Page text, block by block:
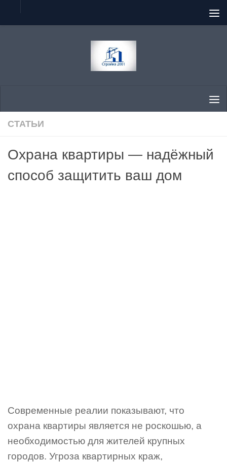
Перейти к содержимому
СТАТЬИ
Охрана квартиры — надёжный
способ защитить ваш дом
Современные реалии показывают, что
охрана квартиры является не роскошью, а
необходимостью для жителей крупных
городов. Угроза квартирных краж,